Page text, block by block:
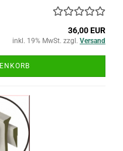
36,00 EUR
inkl. 19% MwSt. zzgl. Versand